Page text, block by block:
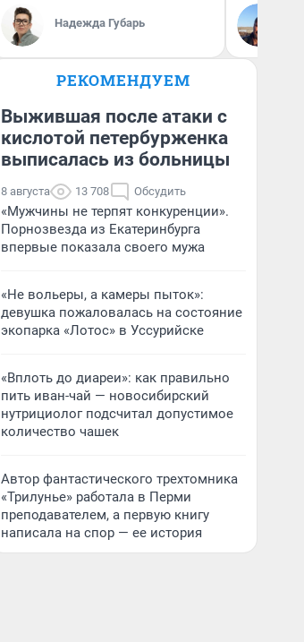
Надежда Губарь
РЕКОМЕНДУЕМ
Выжившая после атаки с
кислотой петербурженка
выписалась из больницы
8 августа 13 708 Обсудить
«Мужчины не терпят конкуренции».
Порнозвезда из Екатеринбурга
впервые показала своего мужа
«Не вольеры, а камеры пыток»:
девушка пожаловалась на состояние
экопарка «Лотос» в Уссурийске
«Вплоть до диареи»: как правильно
пить иван-чай — новосибирский
нутрициолог подсчитал допустимое
количество чашек
Автор фантастического трехтомника
«Трилунье» работала в Перми
преподавателем, а первую книгу
написала на спор — ее история